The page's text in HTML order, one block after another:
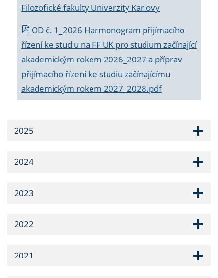
Filozofické fakulty Univerzity Karlovy
OD č. 1_2026 Harmonogram přijímacího
řízení ke studiu na FF UK pro studium začínající
akademickým rokem 2026_2027 a příprav
přijímacího řízení ke studiu začínajícímu
akademickým rokem 2027_2028.pdf
2025
2024
2023
2022
2021